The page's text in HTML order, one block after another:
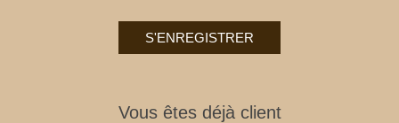
Vous êtes déjà client